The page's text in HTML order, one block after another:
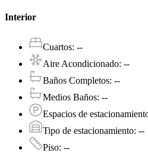
Interior
Cuartos: --
Aire Acondicionado: --
Baños Completos: --
Medios Baños: --
Espacios de
Tipo de estacionamiento: --
Piso: --